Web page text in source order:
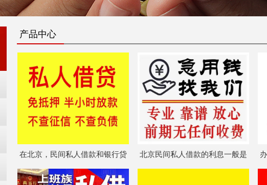
产品中心
在北京，民间私人借款和银行贷
群？
北京民间私人借款的利息一般是